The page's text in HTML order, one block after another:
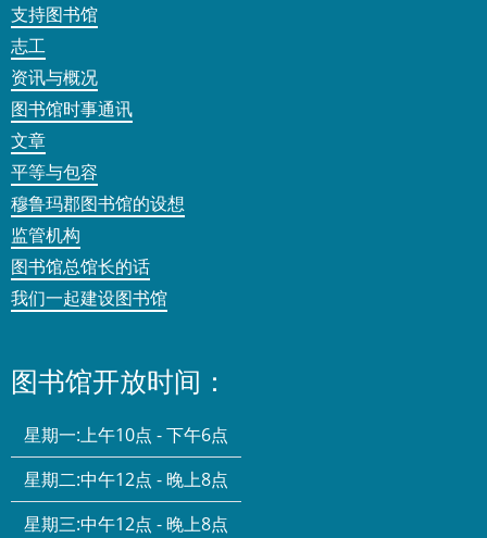
支持图书馆
志工
资讯与概况
图书馆时事通讯
文章
平等与包容
穆鲁玛郡图书馆的设想
监管机构
图书馆总馆长的话
我们一起建设图书馆
图书馆开放时间：
星期一:上午10点 - 下午6点
星期二:中午12点 - 晚上8点
星期三:中午12点 - 晚上8点